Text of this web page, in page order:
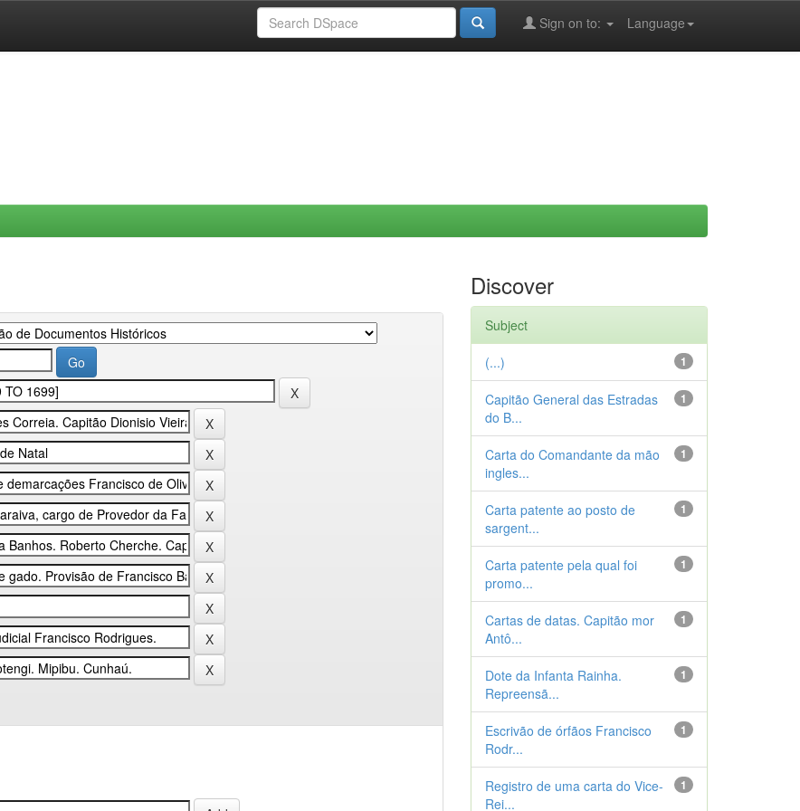
Language
Sign on to:
Discover
Subject
1
(...)
1
Capitão General das Estradas
do B...
1
Carta do Comandante da mão
ingles...
1
Carta patente ao posto de
sargent...
1
Carta patente pela qual foi
promo...
1
Cartas de datas. Capitão mor
Antô...
1
Dote da Infanta Rainha.
Repreensã...
1
Escrivão de órfãos Francisco
Rodr...
1
Registro de uma carta do Vice-
Rei...